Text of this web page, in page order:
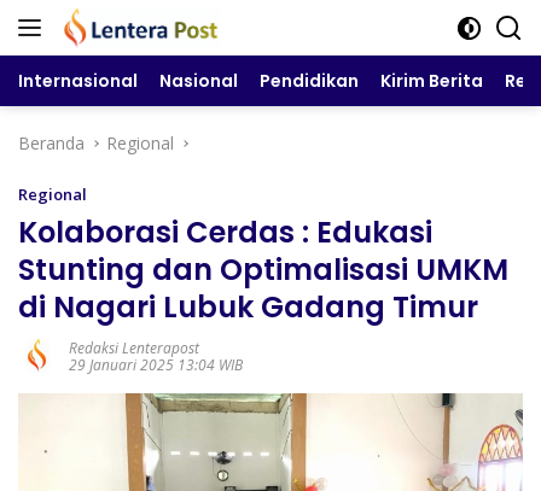
Langsung
Internasional Nasional Pendidikan Kirim Berita
Beranda Regional
Regional
Kolaborasi Cerdas : Edukasi
Stunting dan Optimalisasi UMKM
di Nagari Lubuk Gadang Timur
Redaksi Lenterapost
29 Januari 2025 13:04 WIB